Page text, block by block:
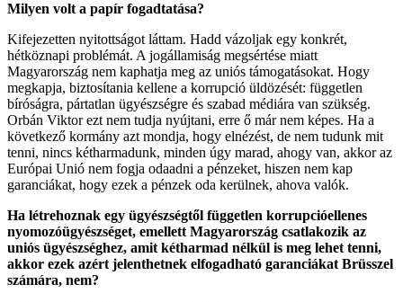
Milyen volt a papír fogadtatása?
Kifejezetten nyitottságot láttam. Hadd vázoljak egy konkrét,
hétköznapi problémát. A jogállamiság megsértése miatt
Magyarország nem kaphatja meg az uniós támogatásokat. Hogy
megkapja, biztosítania kellene a korrupció üldözését: független
bíróságra, pártatlan ügyészségre és szabad médiára van szükség.
Orbán Viktor ezt nem tudja nyújtani, erre ő már nem képes. Ha a
következő kormány azt mondja, hogy elnézést, de nem tudunk mit
tenni, nincs kétharmadunk, minden úgy marad, ahogy van, akkor az
Európai Unió nem fogja odaadni a pénzeket, hiszen nem kap
garanciákat, hogy ezek a pénzek oda kerülnek, ahova valók.
Ha létrehoznak egy ügyészségtől független korrupcióellenes
nyomozóügyészséget, emellett Magyarország csatlakozik az
uniós ügyészséghez, amit kétharmad nélkül is meg lehet tenni,
akkor ezek azért jelenthetnek elfogadható garanciákat Brüsszel
számára, nem?